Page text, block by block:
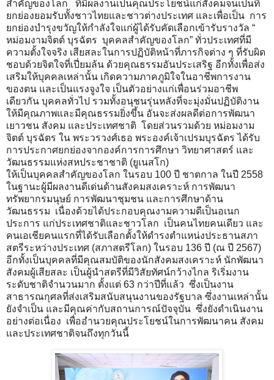
สำคัญของโลก ที่มีผลงานเป็นคุณประโยชน์แก่สังคมจนเป็นที่
ยกย่องยอมรับทั้งชาวไทยและชาวต่างประเทศ และเพื่อเป็น การ
ยกย่องบำรุงขวัญให้กำลังใจแก่ผู้ได้รับคัดเลือกเข้ารับรางวัล “
หม่อมงามจิตต์ บุรฉัตร บุคคลสำคัญของโลก” ทั่วประเทศที่มี
ความตั้งใจจริง เสียสละในการปฏิบัติหน้าที่ภารกิจต่าง ๆ ที่รับผิด
ชอบด้วยจิตใจที่เปี่ยมล้น ด้วยคุณธรรมอันประเสริฐ อีกทั้งเพื่อส่ง
เสริมให้บุคคลเหล่านั้น เกิดความภาคภูมิใจในอาชีพการงาน
ของตน และเป็นแรงจูงใจ เป็นตัวอย่างแก่เพื่อนร่วมอาชีพ
เดียวกัน บุคคลทั่วไป รวมทั้งอนุชนรุ่นหลังที่จะมุ่งมั่นปฏิบัติงาน
ให้มีคุณภาพและมีคุณธรรมยิ่งขึ้น อันจะส่งผลดีต่อการพัฒนา
เยาวชน สังคม และประเทศชาติ โดยส่วนรวมด้วย หม่อมงาม
จิตต์ บุรฉัตร ใน พระวรวงศ์เธอ พระองค์เจ้าเปรมบุรฉัตร ได้รับ
การประกาศยกย่องจากองค์การการศึกษา วิทยาศาสตร์ และ
วัฒนธรรมแห่งสหประชาชาติ (ยูเนสโก)
ให้เป็นบุคคลสำคัญของโลก ในรอบ 100 ปี ชาตกาล ในปี 2558
ในฐานะผู้มีผลงานดีเด่นด้านสังคมสงเคราะห์ การพัฒนา
ทรัพยากรมนุษย์ การพัฒนาชุมชน และการศึกษาด้าน
วัฒนธรรม เนื่องด้วยได้ประกอบคุณงามความดีเป็นอเนก
ประการ แก่ประเทศชาติและชาวโลก เป็นคนไทยคนเดียว และ
คนเอเชียคนแรกที่ได้รับเลือกตั้งให้ดำรงตำแหน่งประธานสภา
สตรีระหว่างประเทศ (สภาสตรีโลก) ในรอบ 136 ปี (ณ ปี 2567)
อีกทั้งเป็นบุคคลที่มีคุณสมบัติของนักสังคมสงเคราะห์ นักพัฒนา
สังคมผู้เสียสละ เป็นผู้นำสตรีที่มีวิสัยทัศน์กว้างไกล ริเริ่มงาน
ระดับชาติจำนวนมาก ตั้งแต่ 63 กว่าปีที่แล้ว ซึ่งเป็นงาน
สาธารณกุศลที่ส่งเสริมสนับสนุนงานของรัฐบาล ซึ่งงานเหล่านั้น
ยังจำเป็น และมีคุณค่ากับสถานการณ์ปัจจุบัน ซึ่งยังดำเนินงาน
อย่างต่อเนื่อง เพื่ออำนวยคุณประโยชน์ในการพัฒนาคน สังคม
และประเทศชาติจนถึงทุกวันนี้